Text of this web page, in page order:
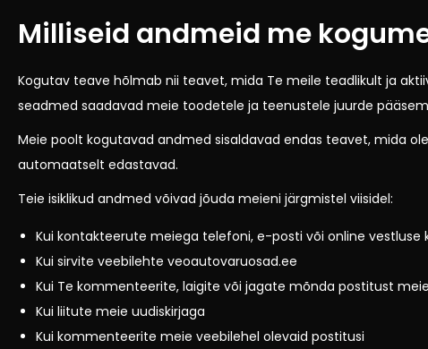
Milliseid andmeid me
Kogutav teave hõlmab nii teavet, mida Te meile teadlikult ja
seadmed saadavad meie toodetele ja teenustele juurde
Meie poolt kogutavad andmed sisaldavad endas teavet, mida
automaatselt edastavad.
Teie isiklikud andmed võivad jõuda meieni järgmistel viisidel:
Kui kontakteerute meiega telefoni, e-posti või online vestluse
Kui sirvite veebilehte veoautovaruosad.ee
Kui Te kommenteerite, laigite või jagate mõnda postitust
Kui liitute meie uudiskirjaga
Kui kommenteerite meie veebilehel olevaid postitusi